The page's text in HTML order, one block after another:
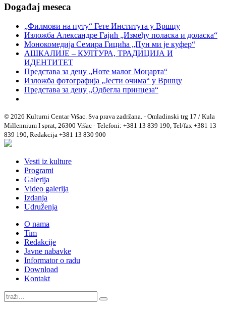
Događaj meseca
„Филмови на путу“ Гетe Института у Вршцу
Изложба Александре Гајић „Између поласка и доласка“
Монокомедија Семира Гицића „Пун ми је куфер“
АШКАЛИЈЕ – КУЛТУРА, ТРАДИЦИЈА И
ИДЕНТИТЕТ
Представа за децу „Ноте малог Моцарта“
Изложба фотографија „Јести очима“ у Вршцу
Представа за децу „Одбегла принцеза“
© 2026 Kulturni Centar Vršac. Sva prava zadržana. - Omladinski trg 17 / Kula
Millennium I sprat, 26300 Vršac - Telefoni: +381 13 839 190, Tel/fax +381 13
839 190, Redakcija +381 13 830 900
Vesti iz kulture
Programi
Galerija
Video galerija
Izdanja
Udruženja
O nama
Tim
Redakcije
Javne nabavke
Informator o radu
Download
Kontakt